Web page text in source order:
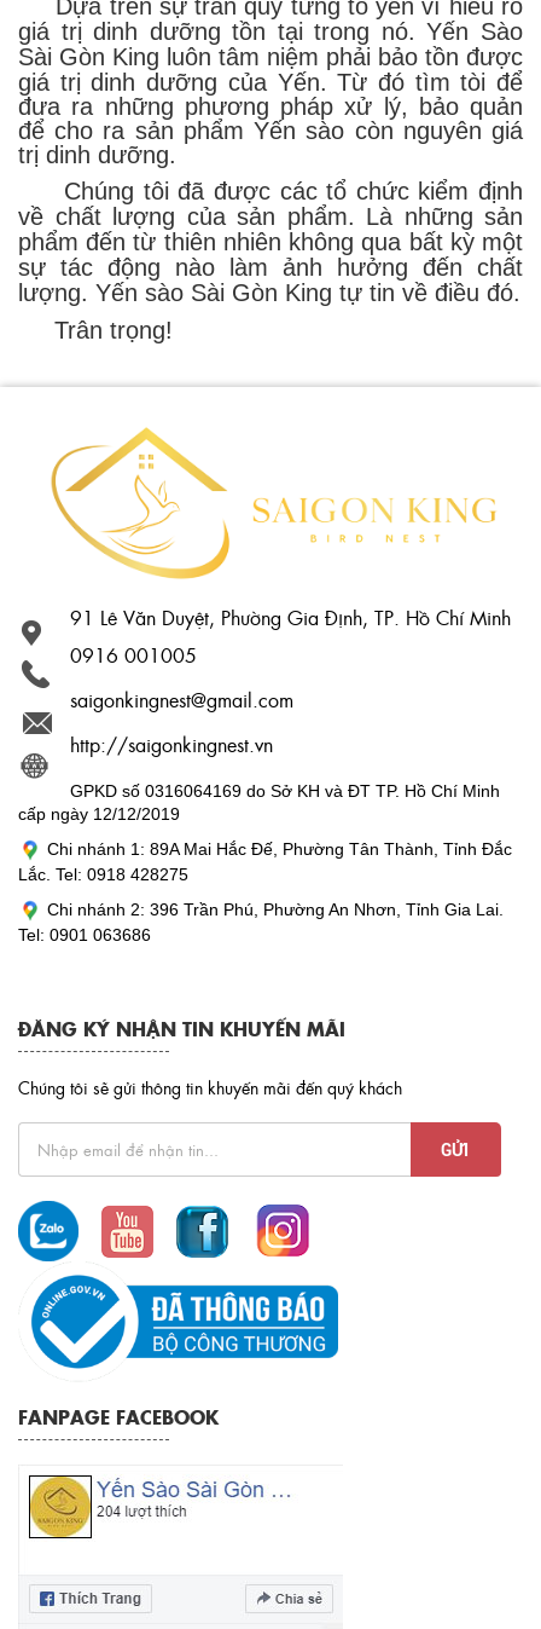
Dựa trên sự trân quý từng tổ yến vì hiểu rõ
giá trị dinh dưỡng tồn tại trong nó. Yến Sào
Sài Gòn King luôn tâm niệm phải bảo tồn được
giá trị dinh dưỡng của Yến. Từ đó tìm tòi để
đưa ra những phương pháp xử lý, bảo quản
để cho ra sản phẩm Yến sào còn nguyên giá
trị dinh dưỡng.
Chúng tôi đã được các tổ chức kiểm định
về chất lượng của sản phẩm. Là những sản
phẩm đến từ thiên nhiên không qua bất kỳ một
sự tác động nào làm ảnh hưởng đến chất
lượng. Yến sào Sài Gòn King tự tin về điều đó.
Trân trọng!
91 Lê Văn Duyệt, Phường Gia Định, TP. Hồ Chí Minh
0916 001005
saigonkingnest@gmail.com
http://saigonkingnest.vn
GPKD số 0316064169 do Sở KH và ĐT TP. Hồ Chí Minh
cấp ngày 12/12/2019
Chi nhánh 1: 89A Mai Hắc Đế, Phường Tân Thành, Tỉnh Đắc
Lắc. Tel: 0918 428275
Chi nhánh 2: 396 Trần Phú, Phường An Nhơn, Tỉnh Gia Lai.
Tel: 0901 063686
ĐĂNG KÝ NHẬN TIN KHUYẾN MÃI
Chúng tôi sẽ gửi thông tin khuyến mãi đến quý khách
FANPAGE FACEBOOK